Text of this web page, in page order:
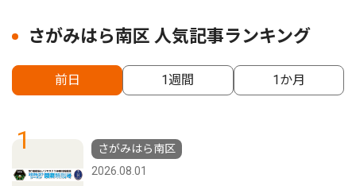
さがみはら南区 人気記事ランキング
前日 1週間 1か月
1
さがみはら南区
2026.08.01